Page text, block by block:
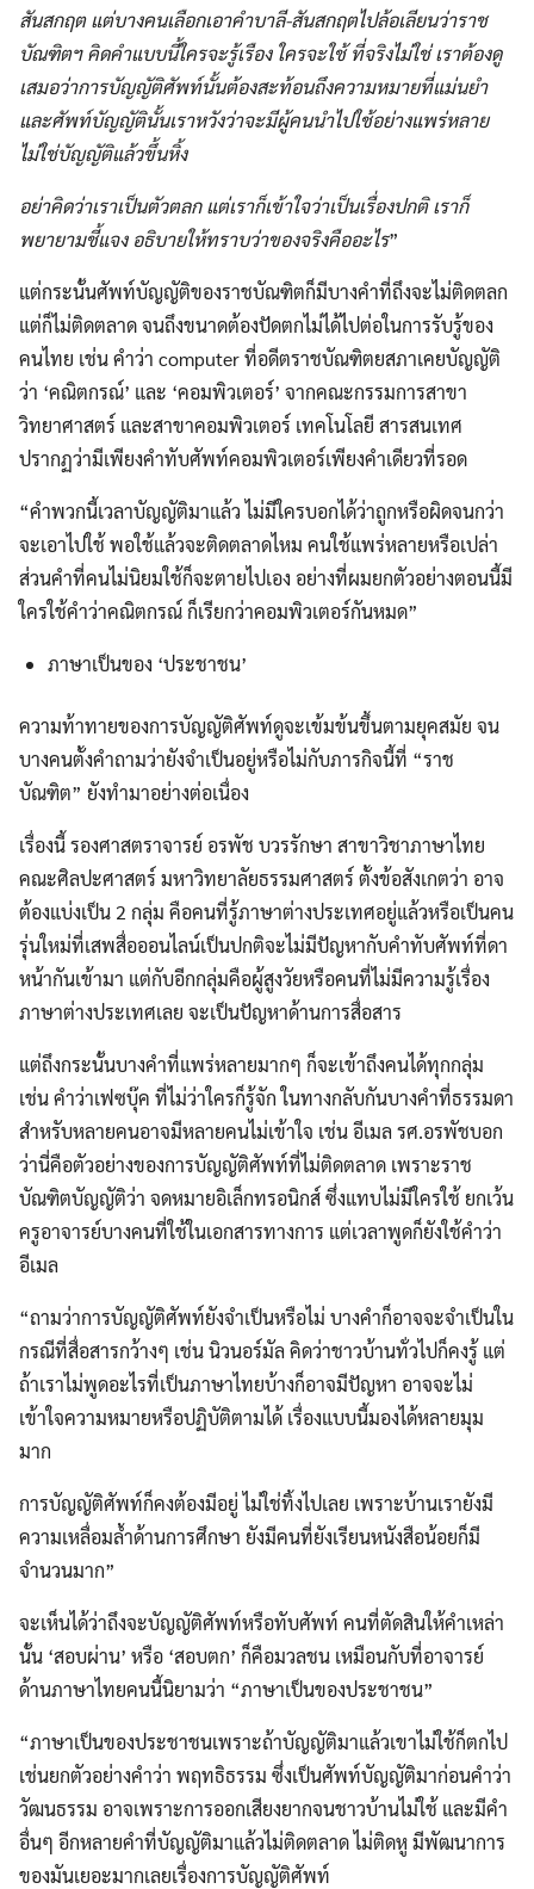
สันสกฤต แต่บางคนเลือกเอาคำบาลี-สันสกฤตไปล้อเลียนว่าราช
บัณฑิตฯ คิดคำแบบนี้ใครจะรู้เรือง ใครจะใช้ ที่จริงไม่ใช่ เราต้องดู
เสมอว่าการบัญญัติศัพท์นั้นต้องสะท้อนถึงความหมายที่แม่นยำ
และศัพท์บัญญัตินั้นเราหวังว่าจะมีผู้คนนำไปใช้อย่างแพร่หลาย
ไม่ใช่บัญญัติแล้วขึ้นหิ้ง
อย่าคิดว่าเราเป็นตัวตลก แต่เราก็เข้าใจว่าเป็นเรื่องปกติ เราก็
พยายามชี้แจง อธิบายให้ทราบว่าของจริงคืออะไร”
แต่กระนั้นศัพท์บัญญัติของราชบัณฑิตก็มีบางคำที่ถึงจะไม่ติดตลก
แต่ก็ไม่ติดตลาด จนถึงขนาดต้องปัดตกไม่ได้ไปต่อในการรับรู้ของ
คนไทย เช่น คำว่า computer ที่อดีตราชบัณฑิตยสภาเคยบัญญัติ
ว่า ‘คณิตกรณ์’ และ ‘คอมพิวเตอร์’ จากคณะกรรมการสาขา
วิทยาศาสตร์ และสาขาคอมพิวเตอร์ เทคโนโลยี สารสนเทศ
ปรากฏว่ามีเพียงคำทับศัพท์คอมพิวเตอร์เพียงคำเดียวที่รอด
“คำพวกนี้เวลาบัญญัติมาแล้ว ไม่มีใครบอกได้ว่าถูกหรือผิดจนกว่า
จะเอาไปใช้ พอใช้แล้วจะติดตลาดไหม คนใช้แพร่หลายหรือเปล่า
ส่วนคำที่คนไม่นิยมใช้ก็จะตายไปเอง อย่างที่ผมยกตัวอย่างตอนนี้มี
ใครใช้คำว่าคณิตกรณ์ ก็เรียกว่าคอมพิวเตอร์กันหมด”
ภาษาเป็นของ ‘ประชาชน’
ความท้าทายของการบัญญัติศัพท์ดูจะเข้มข้นขึ้นตามยุคสมัย จน
บางคนตั้งคำถามว่ายังจำเป็นอยู่หรือไม่กับภารกิจนี้ที่ “ราช
บัณฑิต” ยังทำมาอย่างต่อเนื่อง
เรื่องนี้ รองศาสตราจารย์ อรพัช บวรรักษา สาขาวิชาภาษาไทย
คณะศิลปะศาสตร์ มหาวิทยาลัยธรรมศาสตร์ ตั้งข้อสังเกตว่า อาจ
ต้องแบ่งเป็น 2 กลุ่ม คือคนที่รู้ภาษาต่างประเทศอยู่แล้วหรือเป็นคน
รุ่นใหม่ที่เสพสื่อออนไลน์เป็นปกติจะไม่มีปัญหากับคำทับศัพท์ที่ดา
หน้ากันเข้ามา แต่กับอีกกลุ่มคือผู้สูงวัยหรือคนที่ไม่มีความรู้เรื่อง
ภาษาต่างประเทศเลย จะเป็นปัญหาด้านการสื่อสาร
แต่ถึงกระนั้นบางคำที่แพร่หลายมากๆ ก็จะเข้าถึงคนได้ทุกกลุ่ม
เช่น คำว่าเฟซบุ๊ค ที่ไม่ว่าใครก็รู้จัก ในทางกลับกันบางคำที่ธรรมดา
สำหรับหลายคนอาจมีหลายคนไม่เข้าใจ เช่น อีเมล รศ.อรพัชบอก
ว่านี่คือตัวอย่างของการบัญญัติศัพท์ที่ไม่ติดตลาด เพราะราช
บัณฑิตบัญญัติว่า จดหมายอิเล็กทรอนิกส์ ซึ่งแทบไม่มีใครใช้ ยกเว้น
ครูอาจารย์บางคนที่ใช้ในเอกสารทางการ แต่เวลาพูดก็ยังใช้คำว่า
อีเมล
“ถามว่าการบัญญัติศัพท์ยังจำเป็นหรือไม่ บางคำก็อาจจะจำเป็นใน
กรณีที่สื่อสารกว้างๆ เช่น นิวนอร์มัล คิดว่าชาวบ้านทั่วไปก็คงรู้ แต่
ถ้าเราไม่พูดอะไรที่เป็นภาษาไทยบ้างก็อาจมีปัญหา อาจจะไม่
เข้าใจความหมายหรือปฏิบัติตามได้ เรื่องแบบนี้มองได้หลายมุม
มาก
การบัญญัติศัพท์ก็คงต้องมีอยู่ ไม่ใช่ทิ้งไปเลย เพราะบ้านเรายังมี
ความเหลื่อมล้ำด้านการศึกษา ยังมีคนที่ยังเรียนหนังสือน้อยก็มี
จำนวนมาก”
จะเห็นได้ว่าถึงจะบัญญัติศัพท์หรือทับศัพท์ คนที่ตัดสินให้คำเหล่า
นั้น ‘สอบผ่าน’ หรือ ‘สอบตก’ ก็คือมวลชน เหมือนกับที่อาจารย์
ด้านภาษาไทยคนนี้นิยามว่า “ภาษาเป็นของประชาชน”
“ภาษาเป็นของประชาชนเพราะถ้าบัญญัติมาแล้วเขาไม่ใช้ก็ตกไป
เช่นยกตัวอย่างคำว่า พฤทธิธรรม ซึ่งเป็นศัพท์บัญญัติมาก่อนคำว่า
วัฒนธรรม อาจเพราะการออกเสียงยากจนชาวบ้านไม่ใช้ และมีคำ
อื่นๆ อีกหลายคำที่บัญญัติมาแล้วไม่ติดตลาด ไม่ติดหู มีพัฒนาการ
ของมันเยอะมากเลยเรื่องการบัญญัติศัพท์